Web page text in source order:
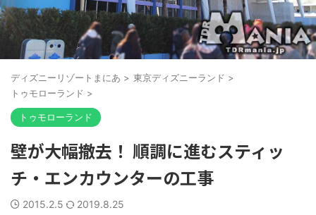
ディズニーリゾートまにあ > 東京ディズニーランド >
トゥモローランド >
トゥモローランド
壁が大幅撤去！ 順調に進むスティッ
チ・エンカウンターの工事
2015.2.5 2019.8.25